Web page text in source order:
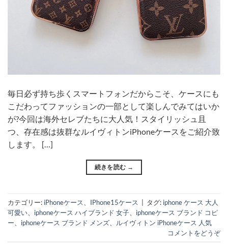
毎日必ず持ち歩くスマートフォンだからこそ、ケースにも
こだわってファッションの一部として楽しんでみてはいか
が?今回は海外セレブたちに大人気！スタイリッシュ且
つ、存在感は抜群なルイヴィトンiPhoneケースをご紹介致
します。 […]
続きを読む →
カテゴリー: iPhoneケース IPhone15ケース タグ: iphone ケース 大人
可愛い
iphoneケース ハイブランド 女子
iphoneケース ブランド コピ
ー
iphoneケース ブランド メンズ
ルイヴィトン iPhoneケース 人気
コメントをどうぞ